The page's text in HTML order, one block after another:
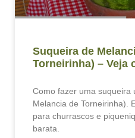
Suqueira de
Torneirinha) – Veja
Como fazer uma suqueira
Melancia de Torneirinha).
para churrascos e
barata.